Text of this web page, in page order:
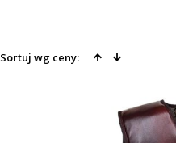
Sortuj wg ceny: